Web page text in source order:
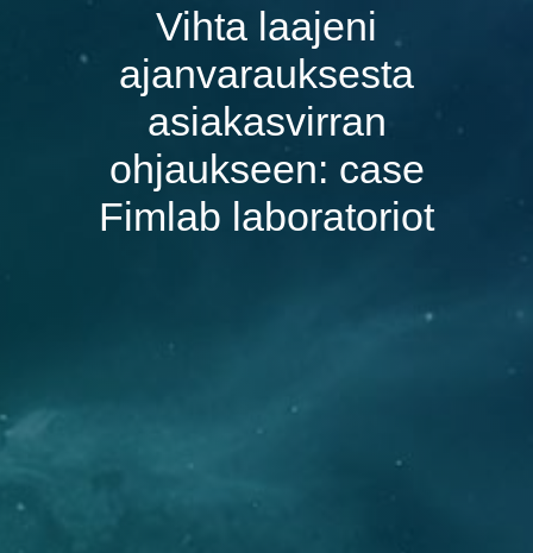
Vihta laajeni
ajanvarauksesta
asiakasvirran
ohjaukseen: case
Fimlab laboratoriot